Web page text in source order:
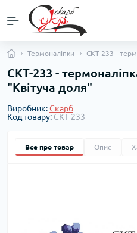
Термоналіпки СКТ-233 -
СКТ-233 -
"Квітуча доля"
Виробник:Скарб
Код товару: СКТ-233
Все про товар Опис